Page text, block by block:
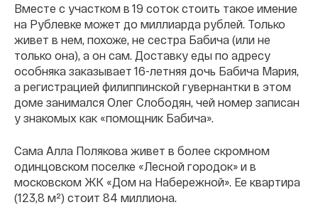
Вместе с участком в 19 соток стоить такое имение
на Рублевке может до миллиарда рублей. Только
живет в нем, похоже, не сестра Бабича (или не
только она), а он сам. Доставку еды по адресу
особняка заказывает 16-летняя дочь Бабича Мария,
а регистрацией филиппинской гувернантки в этом
доме занимался Олег Слободян, чей номер записан
у знакомых как «помощник Бабича».
Сама Алла Полякова живет в более скромном
одинцовском поселке «Лесной городок» и в
московском ЖК «Дом на Набережной». Ее квартира
(123,8 м²) стоит 84 миллиона.